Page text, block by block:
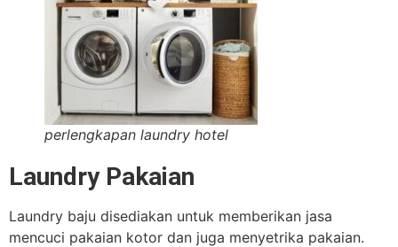
perlengkapan laundry hotel
Laundry Pakaian
Laundry baju disediakan untuk memberikan jasa
mencuci pakaian kotor dan juga menyetrika pakaian.